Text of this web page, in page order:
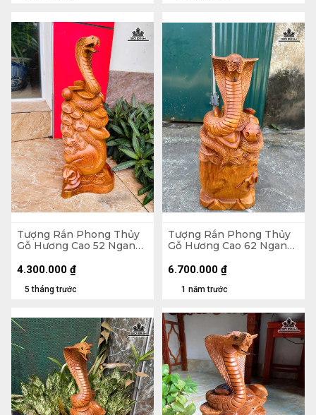
Tượng Rắn Phong Thủy
Gỗ Hương Cao 52 Ngang
5 tháng trước
4.300.000 ₫
Tượng Rắn Phong Thủy
Gỗ Hương Cao 62 Ngang
1 năm trước
6.700.000 ₫